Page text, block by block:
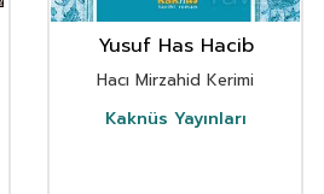
Yusuf Has Hacib
Hacı Mirzahid Kerimi
Kaknüs Yayınları